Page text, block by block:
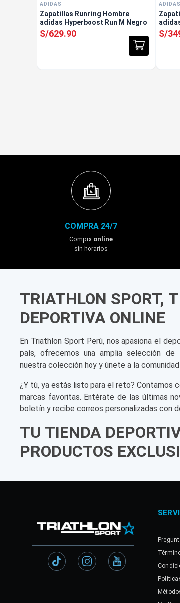
ADIDAS
Zapatillas Running Hombre
adidas Hyperboost Run M Negro
S/629.90
ADIDAS
S/
COMPRA 24/7
Compra online
sin horarios
TRIATHLON SPORT,
DEPORTIVA ONLINE
En Triathlon Sport Perú, nos apasiona el
país, ofrecemos una amplia selección de
nuestra colección hoy y únete a la
¿Y tú, ya estás listo para el reto? Contamos
marcas favoritas. Entérate de las últimas
boletín y recibe correos personalizadas con
TU TIENDA
PRODUCTOS